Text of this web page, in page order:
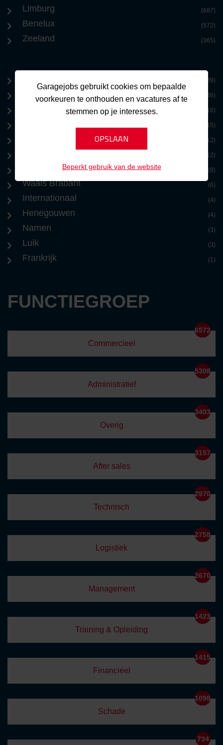
Limburg (687)
Benelux (572)
Zeeland (365)
(39)
Antwerpen (36)
Oost-Vlaanderen (16)
(15)
(12)
(12)
West-Vlaanderen (9)
Waals Brabant (6)
Internationaal (4)
Henegouwen (4)
Namen (3)
Luik (3)
Frankrijk (1)
FUNCTIEGROEP
Commercieel
6572
Administratief
5308
Overig
3403
After sales
3157
Technisch
2970
Logistiek
2758
Management
2670
Training & Opleiding
1423
Financieel
1415
Schade
1098
734
Garagejobs gebruikt cookies om bepaalde
voorkeuren te onthouden en vacatures af te
stemmen op je interesses.
Beperkt gebruik van de website